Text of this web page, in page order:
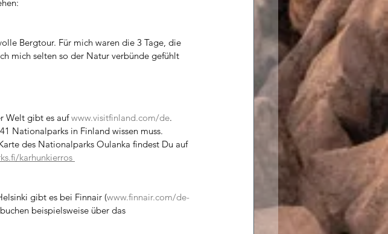
Bergtour. Für mich waren die 3 Tage, die
mich selten so der Natur verbünde gefühlt
Welt gibt es auf www.visitfinland.com/de.
Nationalparks in Finland wissen muss.
des Nationalparks Oulanka findest Du auf
karhunkierros
gibt es bei Finnair (www.finnair.com/de-
beispielsweise über das